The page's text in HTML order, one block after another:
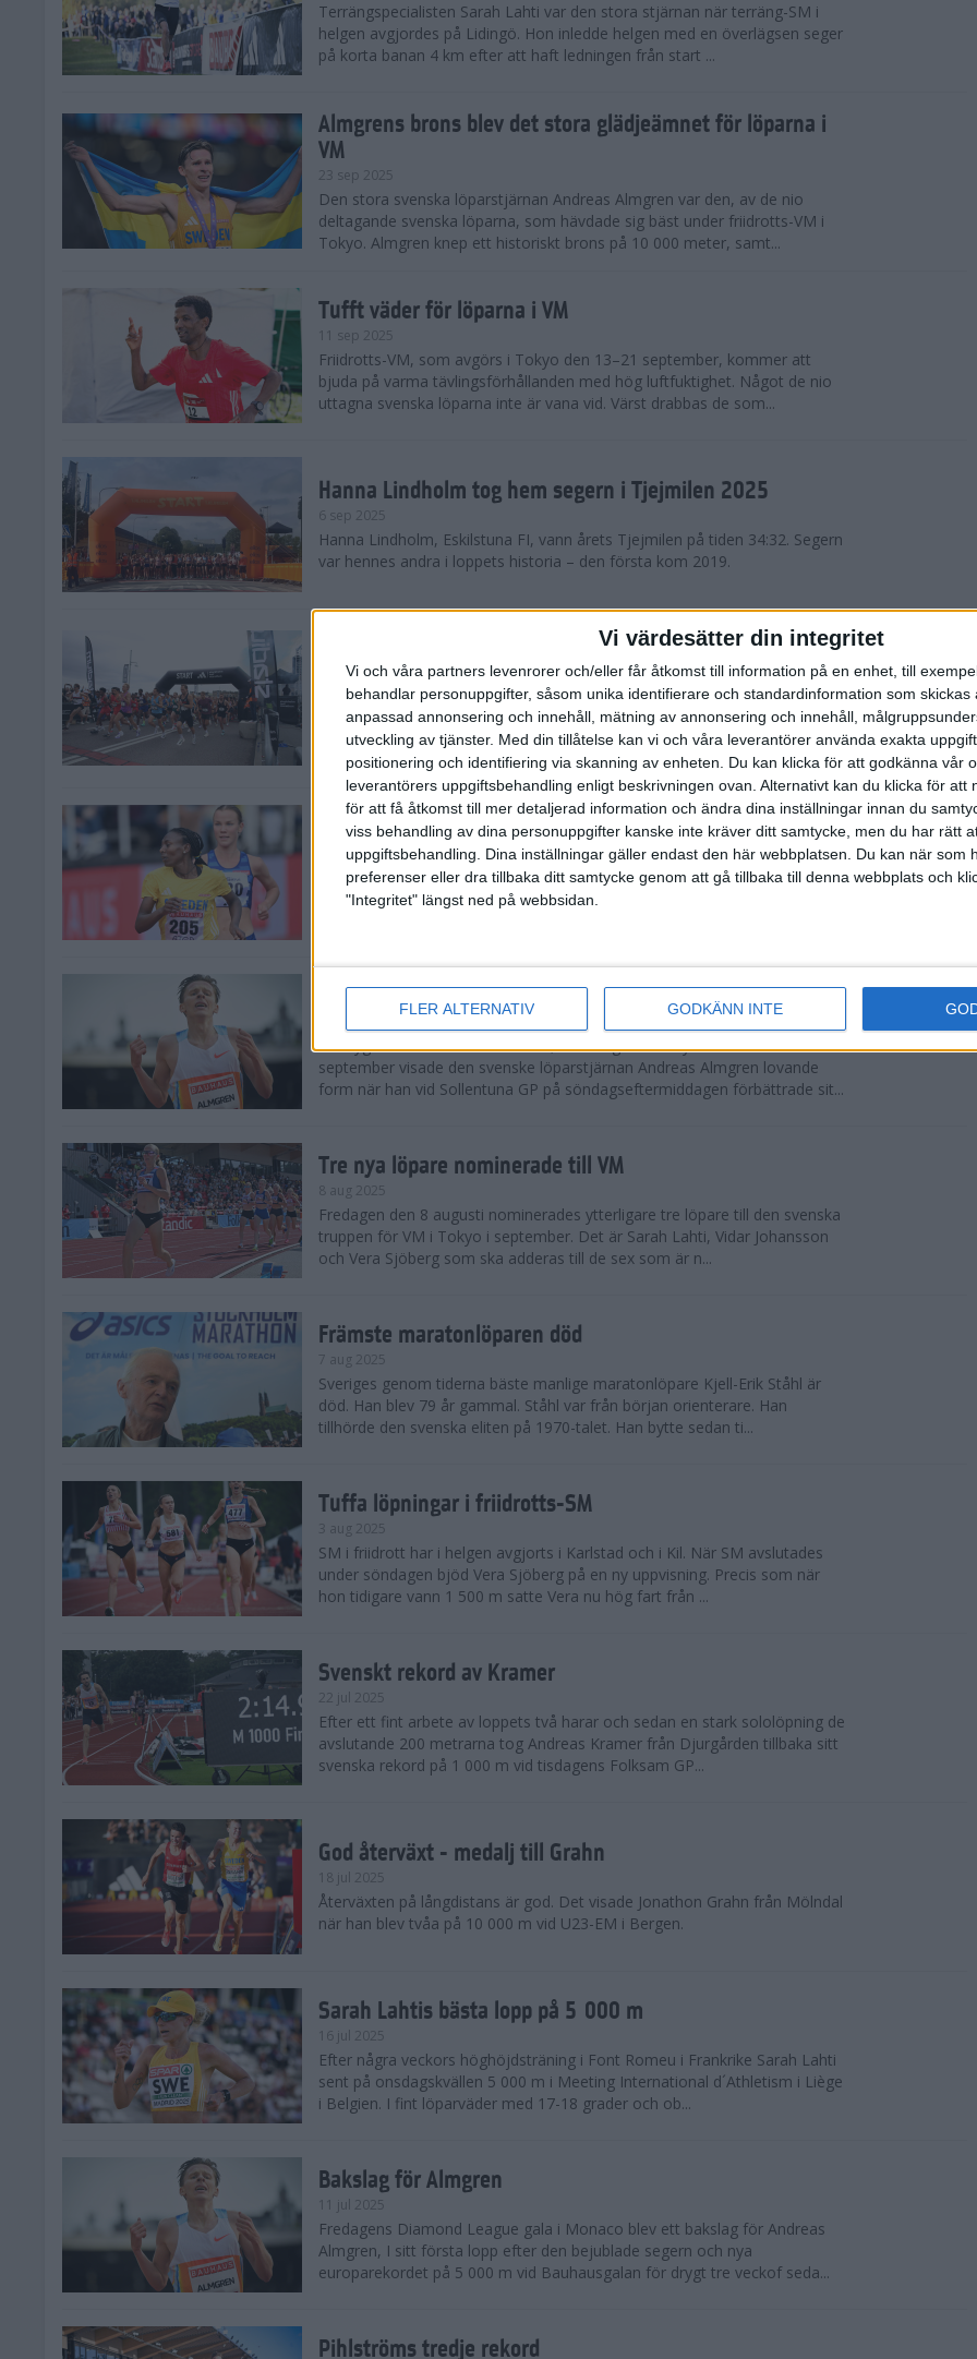
Vi värdesätter din integritet
Vi och våra partners levenrorer och/eller får åtkomst till information på en enhet, till
behandlar personuppgifter, såsom unika identifierare och standardinformation som skickas
anpassad annonsering och innehåll, mätning av annonsering och innehåll,
utveckling av tjänster. Med din tillåtelse kan vi och våra leverantörer använda exakta
positionering och identifiering via skanning av enheten. Du kan klicka för att godkänna vår
leverantörers uppgiftsbehandling enligt beskrivningen ovan. Alternativt kan du klicka för att
för att få åtkomst till mer detaljerad information och ändra dina inställningar innan du
viss behandling av dina personuppgifter kanske inte kräver ditt samtycke, men du har rätt
uppgiftsbehandling. Dina inställningar gäller endast den här webbplatsen. Du kan när som
preferenser eller dra tillbaka ditt samtycke genom att gå tillbaka till denna webbplats och
"Integritet" längst ned på webbsidan.
FLER ALTERNATIV GODKÄNN INTE
Terrängspecialisten Sarah Lahti var den stora stjärnan när terräng-SM i
helgen avgjordes på Lidingö. Hon inledde helgen med en överlägsen seger
på korta banan 4 km efter att haft ledningen från start ...
Almgrens brons blev det stora glädjeämnet för löparna i
VM
23 sep 2025
Den stora svenska löparstjärnan Andreas Almgren var den, av de nio
deltagande svenska löparna, som hävdade sig bäst under friidrotts-VM i
Tokyo. Almgren knep ett historiskt brons på 10 000 meter, samt...
Tufft väder för löparna i VM
11 sep 2025
Friidrotts-VM, som avgörs i Tokyo den 13–21 september, kommer att
bjuda på varma tävlingsförhållanden med hög luftfuktighet. Något de nio
uttagna svenska löparna inte är vana vid. Värst drabbas de som...
Hanna Lindholm tog hem segern i Tjejmilen 2025
6 sep 2025
Hanna Lindholm, Eskilstuna FI, vann årets Tjejmilen på tiden 34:32. Segern
var hennes andra i loppets historia – den första kom 2019.
Snabbaste segertiden på 12 år i rekordstort adidas
Stockholm Halvmaraton
30 aug 2025
Ett slutsålt och rekordstort adidas Stockholm Halvmaraton avgjordes i
nästintill perfekt löparväder. 18 grader, mulet och väldigt lite vind. Totalt
var 19,866 löpare anmälda, varav 15,807 kom till sta...
Löparna viktiga när Sverige vann Finnkampen
26 aug 2025
Den hundrade upplagan av Finnkampen, världens äldsta och största
landskamp i friidrott, avgjordes inför fullsatta läktare på Stockholms
Svenskt rekord när Almgren testade VM-formen
En dryg månad före friidrotts-VM, som avgörs i Tokyo den 13-21
september visade den svenske löparstjärnan Andreas Almgren lovande
form när han vid Sollentuna GP på söndagseftermiddagen förbättrade sit...
Tre nya löpare nominerade till VM
8 aug 2025
Fredagen den 8 augusti nominerades ytterligare tre löpare till den svenska
truppen för VM i Tokyo i september. Det är Sarah Lahti, Vidar Johansson
och Vera Sjöberg som ska adderas till de sex som är n...
Främste maratonlöparen död
7 aug 2025
Sveriges genom tiderna bäste manlige maratonlöpare Kjell-Erik Ståhl är
död. Han blev 79 år gammal. Ståhl var från början orienterare. Han
tillhörde den svenska eliten på 1970-talet. Han bytte sedan ti...
Tuffa löpningar i friidrotts-SM
3 aug 2025
SM i friidrott har i helgen avgjorts i Karlstad och i Kil. När SM avslutades
under söndagen bjöd Vera Sjöberg på en ny uppvisning. Precis som när
hon tidigare vann 1 500 m satte Vera nu hög fart från ...
Svenskt rekord av Kramer
22 jul 2025
Efter ett fint arbete av loppets två harar och sedan en stark sololöpning de
avslutande 200 metrarna tog Andreas Kramer från Djurgården tillbaka sitt
svenska rekord på 1 000 m vid tisdagens Folksam GP...
God återväxt - medalj till Grahn
18 jul 2025
Återväxten på långdistans är god. Det visade Jonathon Grahn från Mölndal
när han blev tvåa på 10 000 m vid U23-EM i Bergen.
Sarah Lahtis bästa lopp på 5 000 m
16 jul 2025
Efter några veckors höghöjdsträning i Font Romeu i Frankrike Sarah Lahti
sent på onsdagskvällen 5 000 m i Meeting International d´Athletism i Liège
i Belgien. I fint löparväder med 17-18 grader och ob...
Bakslag för Almgren
11 jul 2025
Fredagens Diamond League gala i Monaco blev ett bakslag för Andreas
Almgren, I sitt första lopp efter den bejublade segern och nya
europarekordet på 5 000 m vid Bauhausgalan för drygt tre veckof seda...
Pihlströms tredje rekord